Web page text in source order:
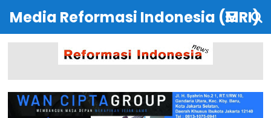
Media Reformasi Indonesia (MRI)